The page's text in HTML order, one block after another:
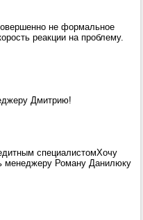
не формальное
реакции на проблему.
Дмитрию!
специалистомХочу
менеджеру Роману Данилюку